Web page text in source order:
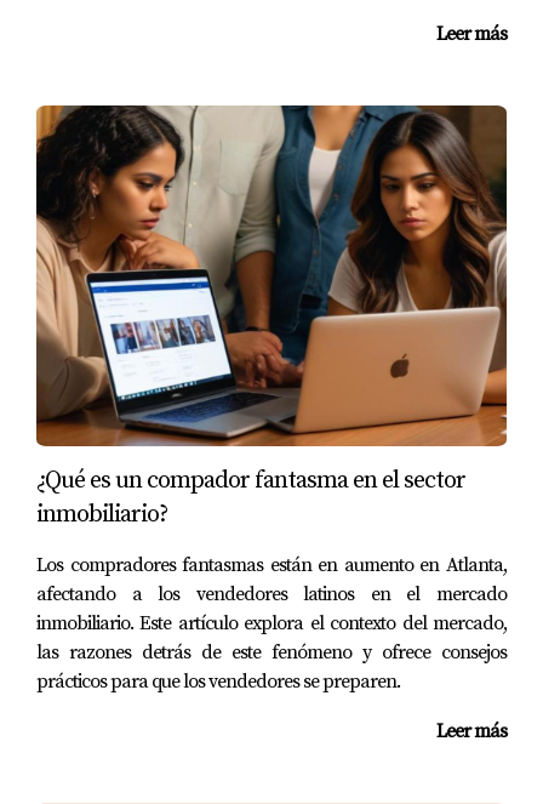
Leer más
¿Qué es un compador fantasma en el sector
inmobiliario?
Los compradores fantasmas están en aumento en Atlanta,
afectando a los vendedores latinos en el mercado
inmobiliario. Este artículo explora el contexto del mercado,
las razones detrás de este fenómeno y ofrece consejos
prácticos para que los vendedores se preparen.
Leer más